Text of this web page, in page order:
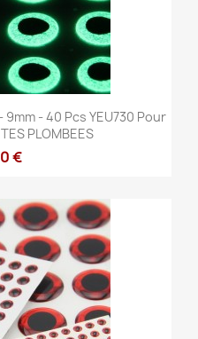
- 40 Pcs YEU730 Pour
PLOMBEES
€